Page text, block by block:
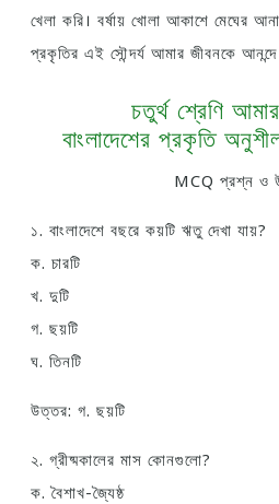
খেলা করি। বর্ষায় খোলা আকাশে মেঘের
প্রকৃতির এই সৌন্দর্য আমার জীবনকে আনন্দে
চতুর্থ শ্রেণি
বাংলাদেশের প্রকৃতি
MCQ প্রশ্ন ও
১. বাংলাদেশে বছরে কয়টি ঋতু দেখা যায়?
ক. চারটি
খ. দুটি
গ. ছয়টি
ঘ. তিনটি
উত্তর: গ. ছয়টি
২. গ্রীষ্মকালের মাস কোনগুলো?
ক. বৈশাখ-জ্যৈষ্ঠ